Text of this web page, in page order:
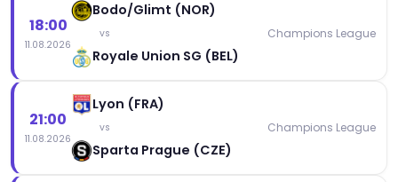
18:00
11.08.2026
Bodo/Glimt (NOR)
vs
Royale Union SG (BEL)
Champions League
21:00
11.08.2026
Lyon (FRA)
vs
Sparta Prague (CZE)
Champions League